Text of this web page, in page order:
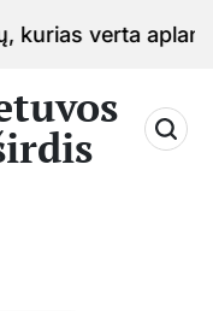
aplankyti